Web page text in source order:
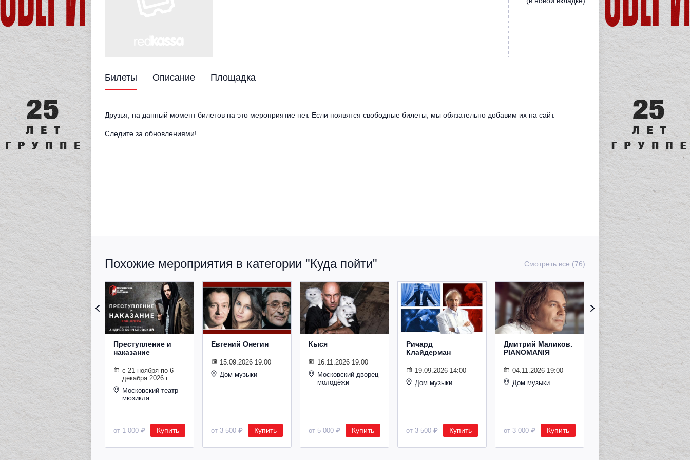
Билеты Описание Площадка
Друзья, на данный момент билетов на это мероприятие нет. Если появятся свободные билеты, мы обязательно добавим их на сайт.
Следите за обновлениями!
Похожие мероприятия в категории "Куда пойти" Смотреть все (76)
Преступление и
наказание
с 21 ноября по 6
декабря 2026 г.
Московский театр
мюзикла
от 1 000 ₽ Купить
Евгений Онегин
15.09.2026 19:00
Дом музыки
от 3 500 ₽ Купить
Кыся
16.11.2026 19:00
Московский дворец
молодёжи
от 5 000 ₽ Купить
Ричард
Клайдерман
19.09.2026 14:00
Дом музыки
от 3 500 ₽ Купить
Дмитрий Маликов.
PIANOMANIЯ
04.11.2026 19:00
Дом музыки
от 3 000 ₽ Купить
Рождественский
концерт
Владимира
Спивакова
24.12.2026 19:00
Дом музыки
от 8 500 ₽ Купить